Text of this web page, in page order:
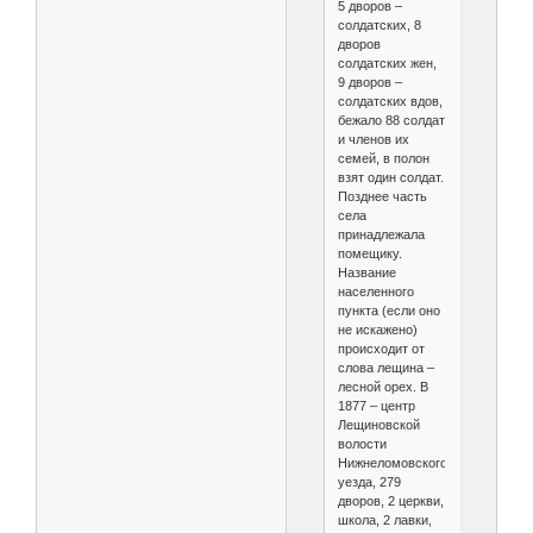
5 дворов –
солдатских, 8
дворов
солдатских жен,
9 дворов –
солдатских вдов,
бежало 88 солдат
и членов их
семей, в полон
взят один солдат.
Позднее часть
села
принадлежала
помещику.
Название
населенного
пункта (если оно
не искажено)
происходит от
слова лещина –
лесной орех. В
1877 – центр
Лещиновской
волости
Нижнеломовского
уезда, 279
дворов, 2 церкви,
школа, 2 лавки,